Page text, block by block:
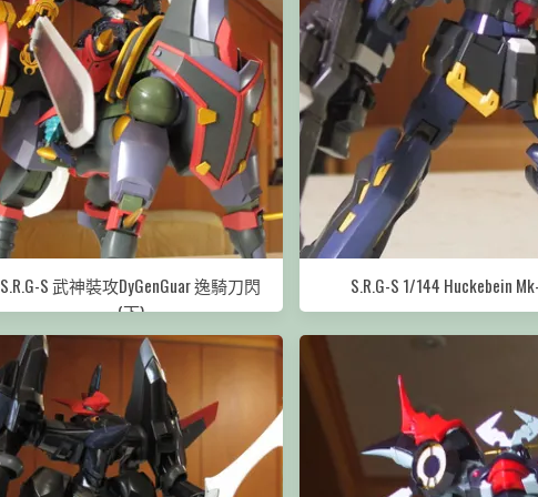
S.R.G-S 武神裝攻DyGenGuar 逸騎刀閃
(下)
S.R.G-S 1/144 Huckebein